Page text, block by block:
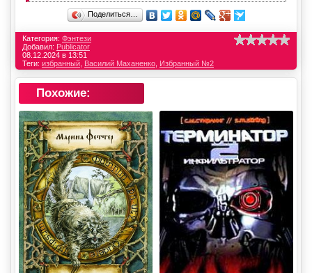
Поделиться…
Категория: Фэнтези
Добавил: Publicator
08.12.2024 в 13:51
Теги: избранный Василий Маханенко Избранный №2
Похожие: